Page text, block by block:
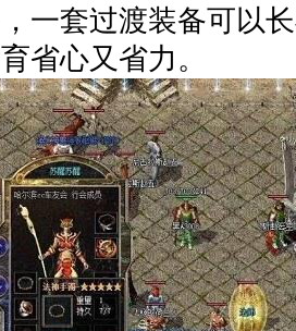
一套过渡装备可以
省心又省力。